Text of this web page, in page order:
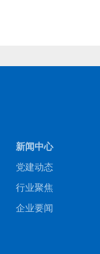
新闻中心
党建动态
行业聚焦
企业要闻